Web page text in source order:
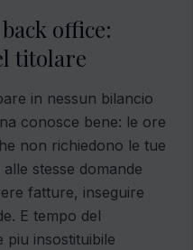
office:
titolare
in nessun bilancio
conosce bene: le ore
non richiedono le tue
stesse domande
fatture, inseguire
E tempo del
piu insostituibile